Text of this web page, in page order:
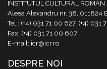
INSTITUTUL CULTURAL ROMÂN
Aleea Alexandru nr. 38, 011824
Tel.: (+4) 031 71 00 627, (+4) 031
Fax: (+4) 031 71 00 607
E-mail: icr@icr.ro
DESPRE NOI